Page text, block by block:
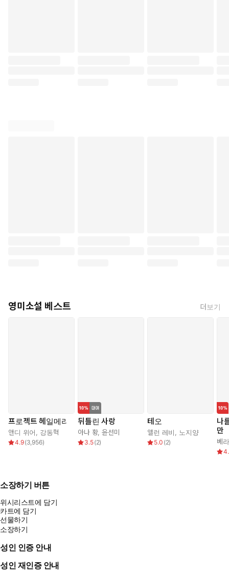
영미소설 베스트 더보기
프로젝트 헤일메리
앤디 위어 강동혁
4.9(3,956)
뒤틀린 사랑
아나 황,윤선미
3.5(2)
테오
앨런 레비 노지양
5.0 (2)
나
만
베
소장하기 버튼
위시리스트에 담기
카트에 담기
선물하기
소장하기
성인 인증 안내
성인 재인증 안내